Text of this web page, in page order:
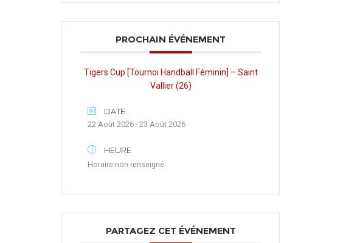
PROCHAIN ÉVÉNEMENT
Tigers Cup [Tournoi Handball Féminin] – Saint
Vallier (26)
DATE
22 Août 2026 - 23 Août 2026
HEURE
Horaire non renseigné
PARTAGEZ CET ÉVÉNEMENT